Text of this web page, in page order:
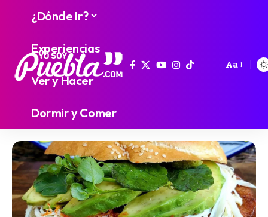
¿Dónde Ir?
Experiencias
Ver y Hacer
Dormir y Comer
Aa